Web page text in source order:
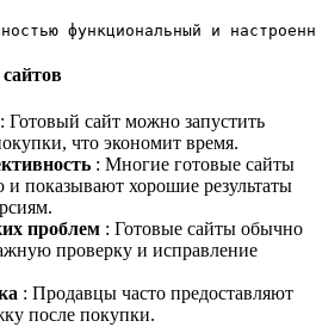
функциональный и
: Готовый сайт можно запустить
что экономит время.
: Многие готовые сайты
показывают хорошие результаты
проблем : Готовые сайты обычно
проверку и исправление
: Продавцы часто предоставляют
после покупки.